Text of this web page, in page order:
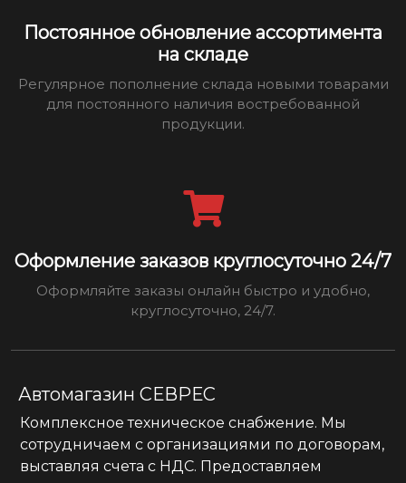
Постоянное обновление ассортимента
на складе
Регулярное пополнение склада новыми товарами
для постоянного наличия востребованной
продукции.
Оформление заказов круглосуточно 24/7
Оформляйте заказы онлайн быстро и удобно,
круглосуточно, 24/7.
Автомагазин СЕВРЕС
Комплексное техническое снабжение. Мы
сотрудничаем с организациями по договорам,
выставляя счета с НДС. Предоставляем